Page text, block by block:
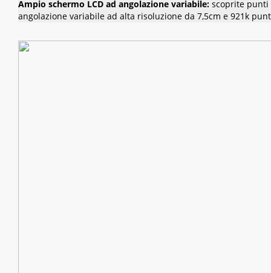
Ampio schermo LCD ad angolazione variabile: scoprite punti
angolazione variabile ad alta risoluzione da 7,5cm e 921k